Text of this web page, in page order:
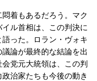
着もあるだろう。マク
ル首相は、この判決に
った。ロラン・ヴォキ
論が最終的な結論を出
党元大統領は、この判
治家たちも今後の動き